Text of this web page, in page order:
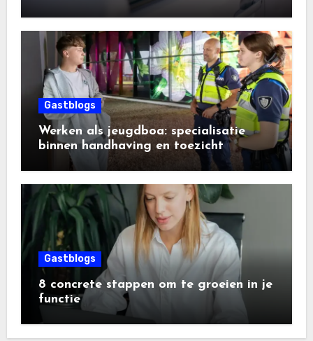
Gastblogs
Werken als jeugdboa: specialisatie
binnen handhaving en toezicht
Gastblogs
8 concrete stappen om te groeien in je
functie